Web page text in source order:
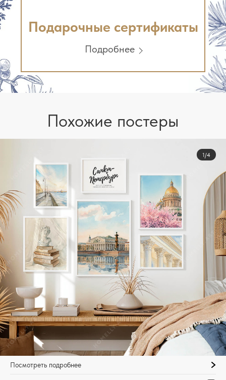
Подарочные сертификаты
Подробнее
Похожие постеры
1/4
Посмотреть подробнее